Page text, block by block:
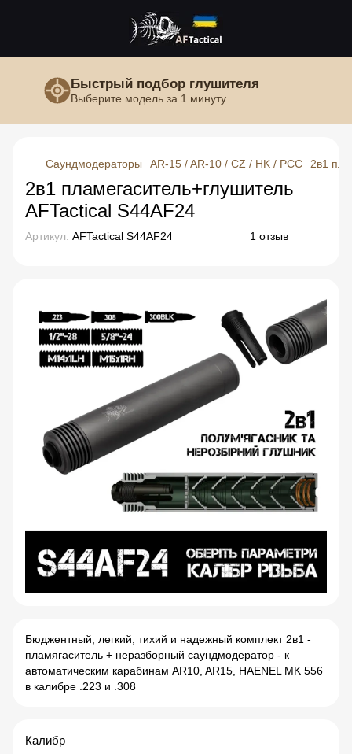
Быстрый подбор глушителя
Выберите модель за 1 минуту
Саундмодераторы AR-15 / AR-10 / CZ / HK / PCC 2в1
2в1 пламегаситель+глушитель
AFTactical S44AF24
Артикул: AFTactical S44AF24 1 отзыв
Бюджентный, легкий, тихий и надежный комплект 2в1 -
пламягаситель + неразборный саундмодератор - к
автоматическим карабинам АR10, AR15, HAENEL MK 556
в калибре .223 и .308
Калибр